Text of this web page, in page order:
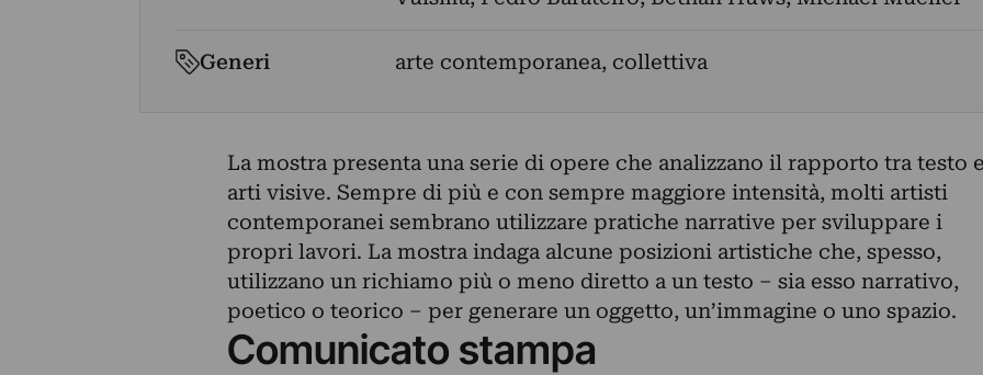
Generi arte contemporanea, collettiva
La mostra presenta una serie di opere che analizzano il rapporto tra testo
arti visive. Sempre di più e con sempre maggiore intensità, molti artisti
contemporanei sembrano utilizzare pratiche narrative per sviluppare i
propri lavori. La mostra indaga alcune posizioni artistiche che, spesso,
utilizzano un richiamo più o meno diretto a un testo – sia esso narrativo,
poetico o teorico – per generare un oggetto, un’immagine o uno spazio.
Comunicato stampa